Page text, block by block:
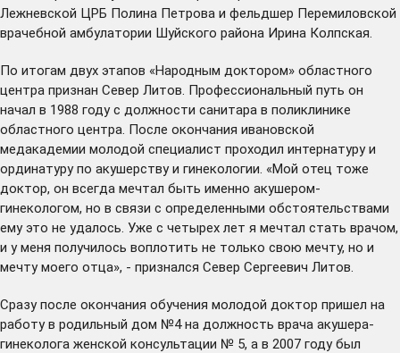
Лежневской ЦРБ Полина Петрова и фельдшер Перемиловской
врачебной амбулатории Шуйского района Ирина Колпская.
По итогам двух этапов «Народным доктором» областного
центра признан Север Литов. Профессиональный путь он
начал в 1988 году с должности санитара в поликлинике
областного центра. После окончания ивановской
медакадемии молодой специалист проходил интернатуру и
ординатуру по акушерству и гинекологии. «Мой отец тоже
доктор, он всегда мечтал быть именно акушером-
гинекологом, но в связи с определенными обстоятельствами
ему это не удалось. Уже с четырех лет я мечтал стать врачом,
и у меня получилось воплотить не только свою мечту, но и
мечту моего отца», - признался Север Сергеевич Литов.
Сразу после окончания обучения молодой доктор пришел на
работу в родильный дом №4 на должность врача акушера-
гинеколога женской консультации № 5, а в 2007 году был